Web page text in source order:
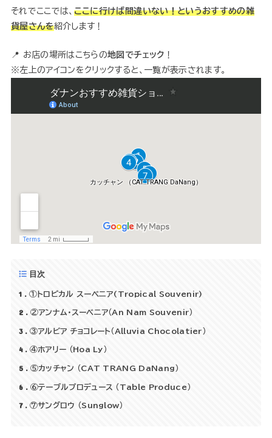
それでここでは、 ここに行けば間違いない！というおすすめの雑
貨屋さんを紹介します！
📍 お店の場所はこちらの地図でチェック ！
※左上のアイコンをクリックすると、一覧が表示されます。
目次
1 ①トロピカル スーベニア(Tropical Souvenir)
2 ②アンナム・スーベニア（An Nam Souvenir）
3 ③アルビア チョコレート（Alluvia Chocolatier）
4 ④ホアリー （Hoa Ly）
5 ⑤カッチャン （CAT TRANG DaNang）
6 ⑥テーブルプロデュース （Table Produce）
7 ⑦サングロウ （Sunglow）